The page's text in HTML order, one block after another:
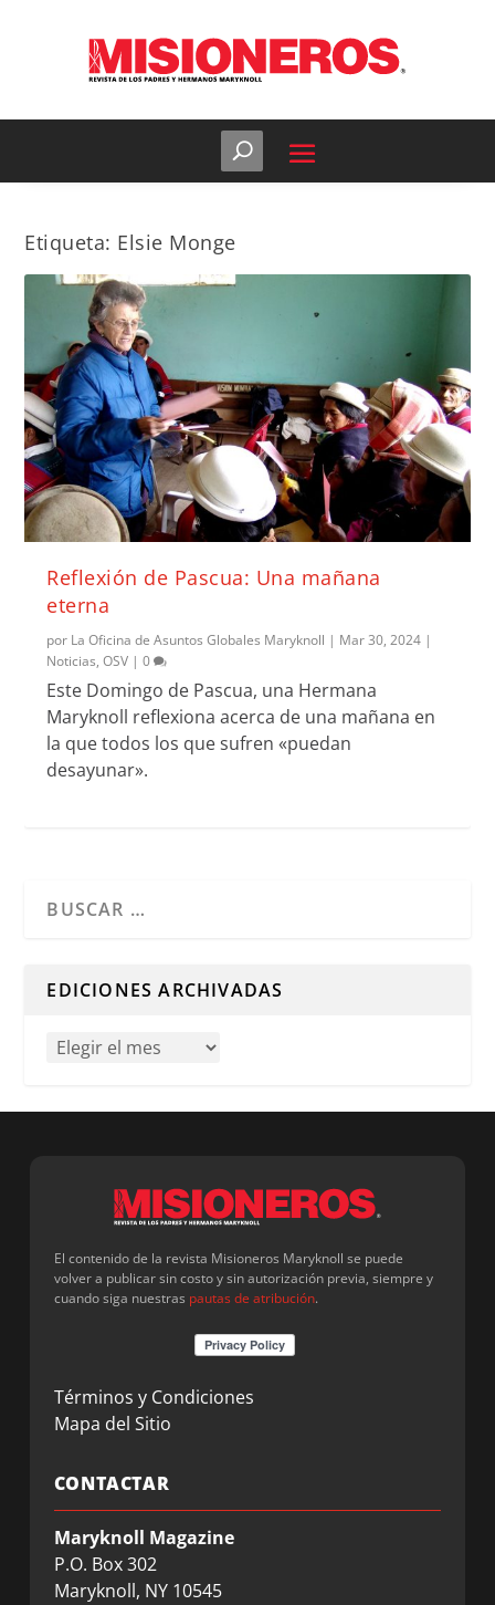
Etiqueta: Elsie Monge
Reflexión de Pascua: Una mañana
eterna
por La Oficina de Asuntos Globales Maryknoll | Mar 30, 2024 |
Noticias,OSV |0
Este Domingo de Pascua, una Hermana
Maryknoll reflexiona acerca de una mañana en
la que todos los que sufren «puedan
desayunar».
EDICIONES ARCHIVADAS
El contenido de la revista Misioneros Maryknoll se puede
volver a publicar sin costo y sin autorización previa, siempre y
cuando siga nuestras pautas de atribución.
Términos y Condiciones
Mapa del Sitio
CONTACTAR
Maryknoll Magazine
P.O. Box 302
Maryknoll, NY 10545